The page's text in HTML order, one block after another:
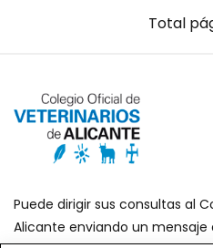
Total
Puede dirigir sus consultas al
Alicante enviando un mensaje